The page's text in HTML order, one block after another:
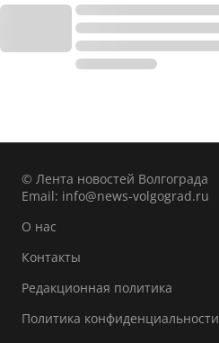
© Лента новостей Волгограда
Email: info@news-volgograd.ru
О нас
Контакты
Редакционная политика
Политика конфиденциальности